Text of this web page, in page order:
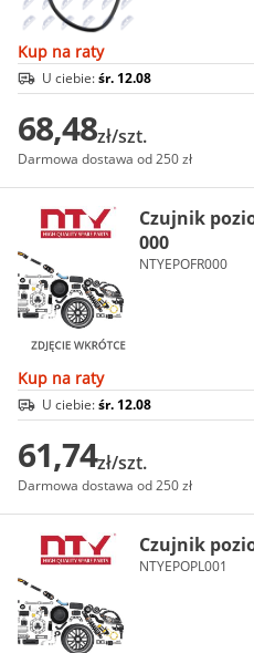
Kup na raty
U ciebie:śr. 12.08
68,48zł/szt.
Darmowa dostawa od 250 zł
Czujnik
000
NTYEPOFR000
Kup na raty
U ciebie:śr. 12.08
61,74zł/szt.
Darmowa dostawa od 250 zł
Czujnik
NTYEPOPL001